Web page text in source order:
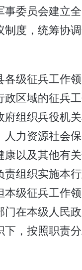
事委员会建立
制度，统筹协
各级征兵工作
政区域的征兵
府组织兵役机
人力资源社会
康以及其他有
责组织实施本
本级征兵工作
门在本级人民
下，按照职责